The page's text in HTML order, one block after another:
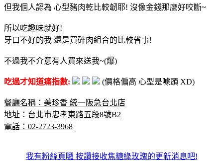
但我個人認為 心型豬肉乾比較韌耶! 沒像金錢那麼好咬斷~
所以吃趣味就好!
牙口不好的我 還是買碎肉組合的比較省事!
不過我不介意有人買來送我~(爆)
吃過才知道痛指數: (價格偏高 心型是噱頭 XD)
餐廳名稱：美珍香 統一阪急台北店
地址： 台北市忠孝東路五段8號B2
電話：02-2723-3968
我有粉絲頁囉 按讚接收焦糖綠玫瑰的更新消息吧!